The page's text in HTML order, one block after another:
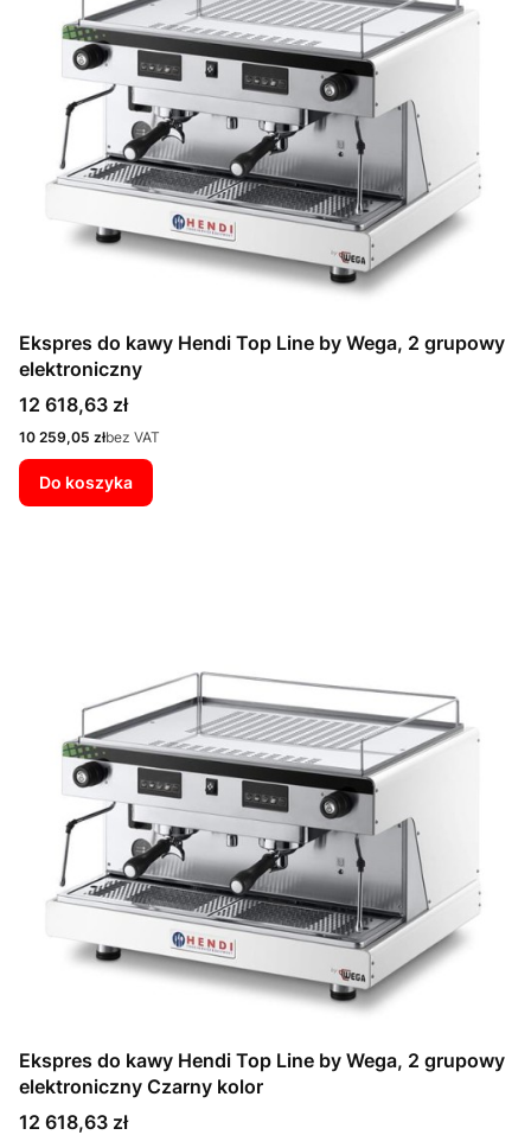
Ekspres do kawy Hendi Top Line by Wega, 2 grupowy
elektroniczny
Cena
12 618,63 zł
Cena
10 259,05 złbez VAT
Do koszyka
Ekspres do kawy Hendi Top Line by Wega, 2 grupowy
elektroniczny Czarny kolor
Cena
12 618,63 zł